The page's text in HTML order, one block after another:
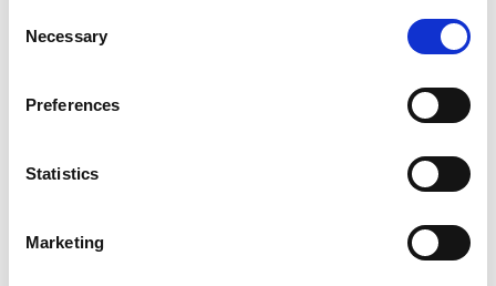
Selection
Necessary
Preferences
Statistics
Marketing